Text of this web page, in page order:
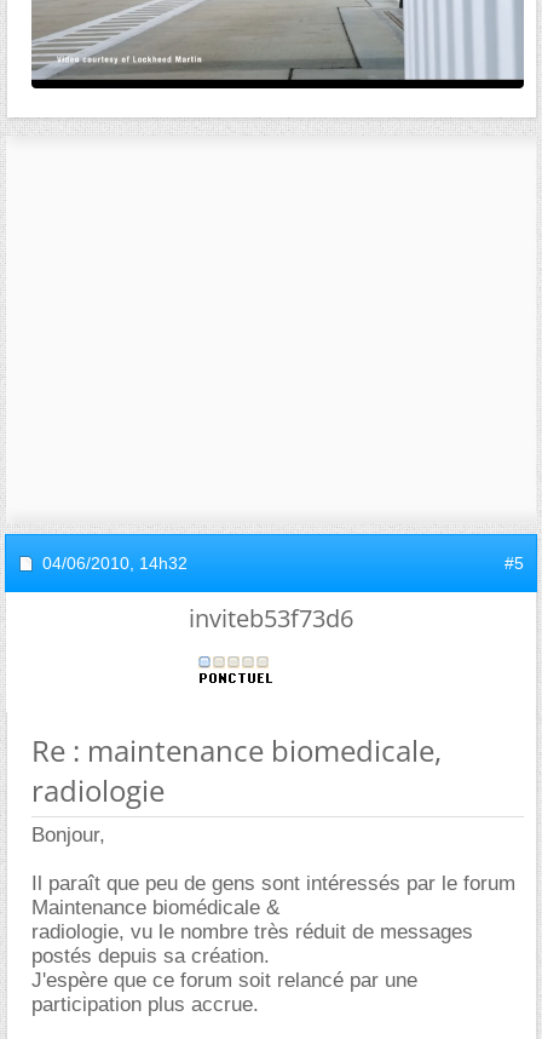
04/06/2010, 14h32 #5
inviteb53f73d6
Re : maintenance biomedicale,
radiologie
Bonjour,
Il paraît que peu de gens sont intéressés par le forum
Maintenance biomédicale &
radiologie, vu le nombre très réduit de messages
postés depuis sa création.
J'espère que ce forum soit relancé par une
participation plus accrue.